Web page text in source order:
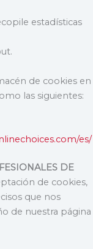
estadísticas
de cookies en
las siguientes:
es/
DE
de cookies,
que nos
de nuestra página